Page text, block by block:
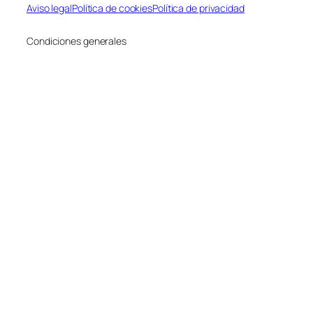
Aviso legalPolítica de cookiesPolítica de privacidad
Condiciones generales